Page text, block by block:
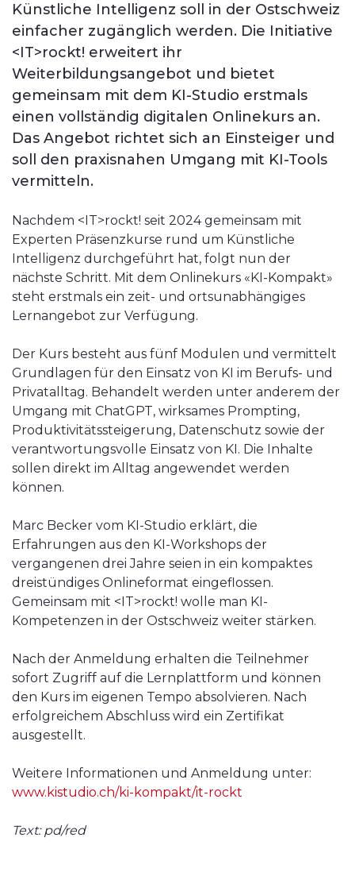
Künstliche Intelligenz soll in der Ostschweiz
einfacher zugänglich werden. Die Initiative
<IT>rockt! erweitert ihr
Weiterbildungsangebot und bietet
gemeinsam mit dem KI-Studio erstmals
einen vollständig digitalen Onlinekurs an.
Das Angebot richtet sich an Einsteiger und
soll den praxisnahen Umgang mit KI-Tools
vermitteln.
Nachdem <IT>rockt! seit 2024 gemeinsam mit
Experten Präsenzkurse rund um Künstliche
Intelligenz durchgeführt hat, folgt nun der
nächste Schritt. Mit dem Onlinekurs «KI-Kompakt»
steht erstmals ein zeit- und ortsunabhängiges
Lernangebot zur Verfügung.
Der Kurs besteht aus fünf Modulen und vermittelt
Grundlagen für den Einsatz von KI im Berufs- und
Privatalltag. Behandelt werden unter anderem der
Umgang mit ChatGPT, wirksames Prompting,
Produktivitätssteigerung, Datenschutz sowie der
verantwortungsvolle Einsatz von KI. Die Inhalte
sollen direkt im Alltag angewendet werden
können.
Marc Becker vom KI-Studio erklärt, die
Erfahrungen aus den KI-Workshops der
vergangenen drei Jahre seien in ein kompaktes
dreistündiges Onlineformat eingeflossen.
Gemeinsam mit <IT>rockt! wolle man KI-
Kompetenzen in der Ostschweiz weiter stärken.
Nach der Anmeldung erhalten die Teilnehmer
sofort Zugriff auf die Lernplattform und können
den Kurs im eigenen Tempo absolvieren. Nach
erfolgreichem Abschluss wird ein Zertifikat
ausgestellt.
Weitere Informationen und Anmeldung unter:
www.kistudio.ch/ki-kompakt/it-rockt
Text: pd/red